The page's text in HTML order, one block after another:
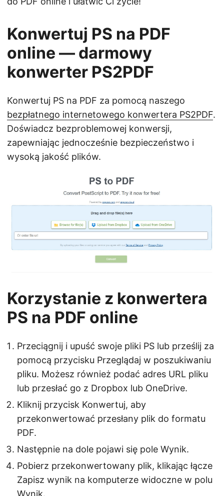
Konwertuj PS na PDF
online — darmowy
konwerter PS2PDF
Konwertuj PS na PDF za pomocą naszego
bezpłatnego internetowego konwertera PS2PDF.
Doświadcz bezproblemowej konwersji,
zapewniając jednocześnie bezpieczeństwo i
wysoką jakość plików.
Korzystanie z konwertera
PS na PDF online
Przeciągnij i upuść swoje pliki PS lub prześlij za
pomocą przycisku Przeglądaj w poszukiwaniu
pliku. Możesz również podać adres URL pliku
lub przesłać go z Dropbox lub OneDrive.
Kliknij przycisk Konwertuj, aby
przekonwertować przesłany plik do formatu
PDF.
Następnie na dole pojawi się pole Wynik.
Pobierz przekonwertowany plik, klikając łącze
Zapisz wynik na komputerze widoczne w polu
Wynik.